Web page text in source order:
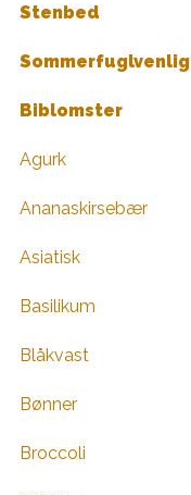
Stenbed
Sommerfuglvenlig
Biblomster
Agurk
Ananaskirsebær
Asiatisk
Basilikum
Blåkvast
Bønner
Broccoli